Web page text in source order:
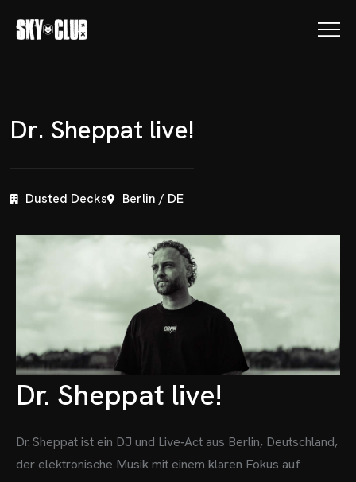
Dr. Sheppat live!
Dusted Decks Berlin / DE
Dr. Sheppat live!
Dr. Sheppat ist ein DJ und Live‑Act aus Berlin, Deutschland,
der elektronische Musik mit einem klaren Fokus auf